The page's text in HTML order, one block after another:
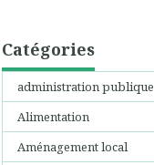
Catégories
administration publique
Alimentation
Aménagement local